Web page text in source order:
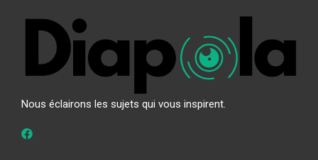
Nous éclairons les sujets qui vous inspirent.